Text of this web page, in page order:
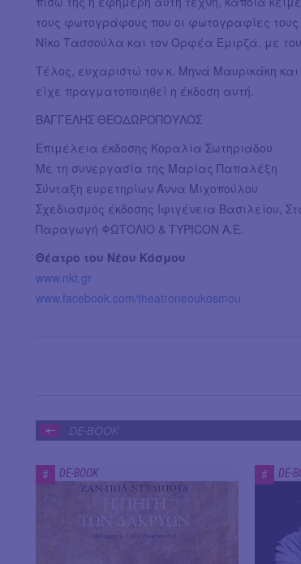
τους φωτογράφους που οι φωτογραφίες τους
Νίκο Τασσούλα και τον Ορφέα Εμιρζά, με
Τέλος, ευχαριστώ τον κ. Μηνά Μαυρικάκη και
είχε πραγματοποιηθεί η έκδοση αυτή.
ΒΑΓΓΕΛΗΣ ΘΕΟΔΩΡΟΠΟΥΛΟΣ
Επιμέλεια έκδοσης Κοραλία Σωτηριάδου
Με τη συνεργασία της Μαρίας Παπαλέξη
Σύνταξη ευρετηρίων Άννα Μιχοπούλου
Σχεδιασμός έκδοσης Ιφιγένεια Βασιλείου,
Παραγωγή ΦΩΤΟΛΙΟ & TYPICON A.E.
Θέατρο του Νέου Κόσμου
www.nkt.gr
www.facebook.com/theatroneoukosmou
DE-BOOK
# DE-BOOK # DE-